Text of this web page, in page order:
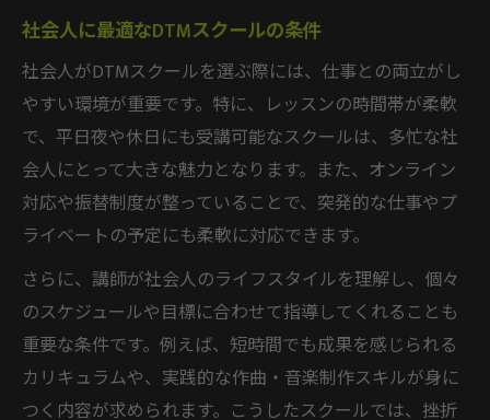
社会人に最適なDTMスクールの条件
社会人がDTMスクールを選ぶ際には、仕事との両立がし
やすい環境が重要です。特に、レッスンの時間帯が柔軟
で、平日夜や休日にも受講可能なスクールは、多忙な社
会人にとって大きな魅力となります。また、オンライン
対応や振替制度が整っていることで、突発的な仕事やプ
ライベートの予定にも柔軟に対応できます。
さらに、講師が社会人のライフスタイルを理解し、個々
のスケジュールや目標に合わせて指導してくれることも
重要な条件です。例えば、短時間でも成果を感じられる
カリキュラムや、実践的な作曲・音楽制作スキルが身に
つく内容が求められます。こうしたスクールでは、挫折